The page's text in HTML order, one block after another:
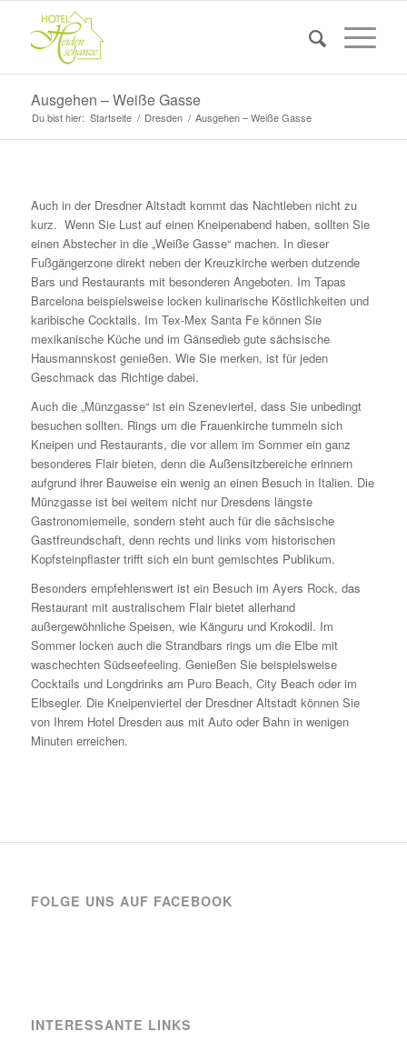
Ausgehen – Weiße Gasse
Du bist hier: Startseite / Dresden / Ausgehen – Weiße Gasse
Auch in der Dresdner Altstadt kommt das Nachtleben nicht zu
kurz. Wenn Sie Lust auf einen Kneipenabend haben, sollten Sie
einen Abstecher in die „Weiße Gasse“ machen. In dieser
Fußgängerzone direkt neben der Kreuzkirche werben dutzende
Bars und Restaurants mit besonderen Angeboten. Im Tapas
Barcelona beispielsweise locken kulinarische Köstlichkeiten und
karibische Cocktails. Im Tex-Mex Santa Fe können Sie
mexikanische Küche und im Gänsedieb gute sächsische
Hausmannskost genießen. Wie Sie merken, ist für jeden
Geschmack das Richtige dabei.
Auch die „Münzgasse“ ist ein Szeneviertel, dass Sie unbedingt
besuchen sollten. Rings um die Frauenkirche tummeln sich
Kneipen und Restaurants, die vor allem im Sommer ein ganz
besonderes Flair bieten, denn die Außensitzbereiche erinnern
aufgrund ihrer Bauweise ein wenig an einen Besuch in Italien. Die
Münzgasse ist bei weitem nicht nur Dresdens längste
Gastronomiemeile, sondern steht auch für die sächsische
Gastfreundschaft, denn rechts und links vom historischen
Kopfsteinpflaster trifft sich ein bunt gemischtes Publikum.
Besonders empfehlenswert ist ein Besuch im Ayers Rock, das
Restaurant mit australischem Flair bietet allerhand
außergewöhnliche Speisen, wie Känguru und Krokodil. Im
Sommer locken auch die Strandbars rings um die Elbe mit
waschechten Südseefeeling. Genießen Sie beispielsweise
Cocktails und Longdrinks am Puro Beach, City Beach oder im
Elbsegler. Die Kneipenviertel der Dresdner Altstadt können Sie
von Ihrem Hotel Dresden aus mit Auto oder Bahn in wenigen
Minuten erreichen.
FOLGE UNS AUF FACEBOOK
INTERESSANTE LINKS